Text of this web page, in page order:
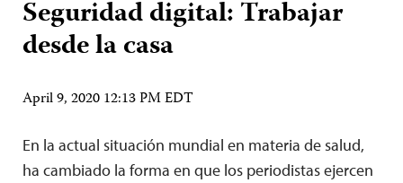
Seguridad digital: Trabajar
desde la casa
April 9, 2020 12:13 PM EDT
En la actual situación mundial en materia de salud,
ha cambiado la forma en que los periodistas ejercen